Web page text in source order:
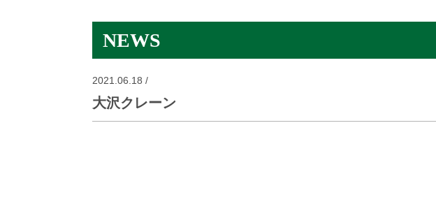
NEWS
2021.06.18 /
大沢クレーン